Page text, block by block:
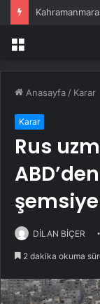
Menü
Anasayfa / Karar
Karar
Rus
DİLAN BİÇER
2 dakika okuma